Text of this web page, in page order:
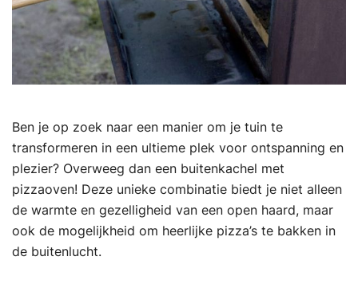
Ben je op zoek naar een manier om je tuin te
transformeren in een ultieme plek voor ontspanning en
plezier? Overweeg dan een buitenkachel met
pizzaoven! Deze unieke combinatie biedt je niet alleen
de warmte en gezelligheid van een open haard, maar
ook de mogelijkheid om heerlijke pizza’s te bakken in
de buitenlucht.